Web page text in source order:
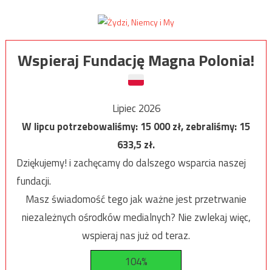
Wspieraj Fundację Magna Polonia!
Lipiec 2026
W lipcu potrzebowaliśmy:15 000zł, zebraliśmy:15
633,5zł.
Dziękujemy! i zachęcamy do dalszego wsparcia naszej
fundacji.
Masz świadomość tego jak ważne jest przetrwanie
niezależnych ośrodków medialnych? Nie zwlekaj więc,
wspieraj nas już od teraz.
104%